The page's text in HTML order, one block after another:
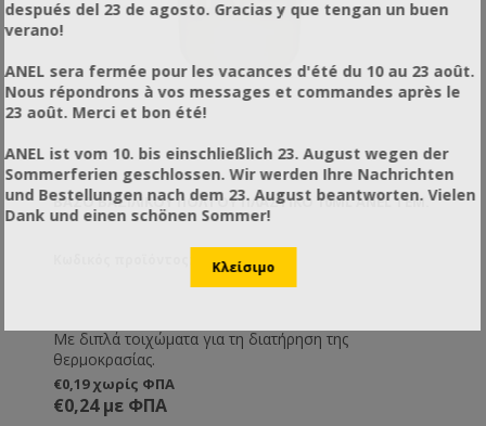
ΒΆΖΟ ΒΑΣΙΛΙΚΟΎ ΠΟΛΤΟΎ ΠΛΑΣΤΙΚΌ 10ML ANEL ΤΕΜ.
Κωδικός προϊόντος: AN56111-1
Με διπλά τοιχώματα για τη διατήρηση της
θερμοκρασίας.
€0,19 χωρίς ΦΠΑ
€0,24 με ΦΠΑ
después del 23 de agosto. Gracias y que tengan un buen
verano!
ANEL sera fermée pour les vacances d'été du 10 au 23 août.
Nous répondrons à vos messages et commandes après le
23 août. Merci et bon été!
ANEL ist vom 10. bis einschließlich 23. August wegen der
Sommerferien geschlossen. Wir werden Ihre Nachrichten
und Bestellungen nach dem 23. August beantworten. Vielen
Dank und einen schönen Sommer!